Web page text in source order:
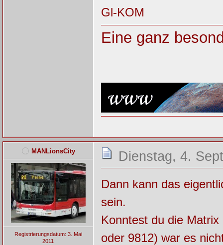
Gl-KOM
Eine ganz
MANLionsCity
Registrierungsdatum: 3. Mai
2011
Dienstag, 4.
Dann kann das
sein.
Konntest du die
oder 9812) war es